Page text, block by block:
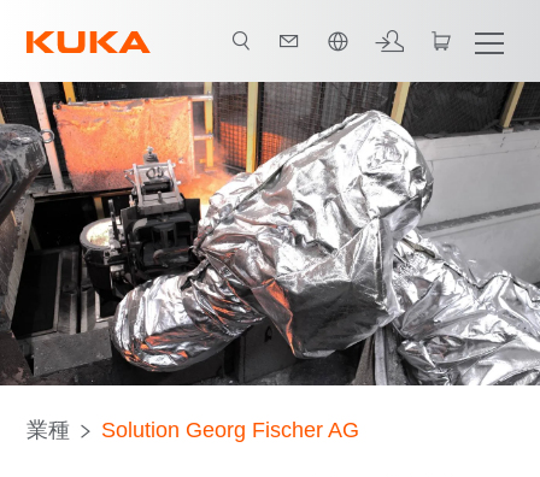
すべてのシステムパートナー
業種 Solution Georg Fischer AG